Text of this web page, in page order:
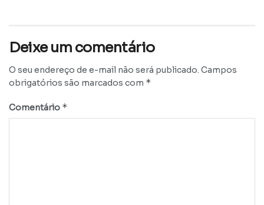
Deixe um comentário
O seu endereço de e-mail não será publicado. Campos
obrigatórios são marcados com *
Comentário *